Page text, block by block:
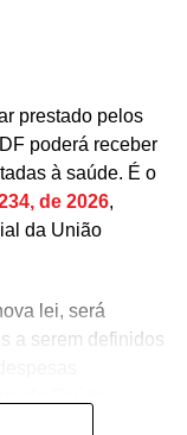
prestado pelos
poderá receber
à saúde. É o
de 2026,
da União
lei, será
a serem definidos